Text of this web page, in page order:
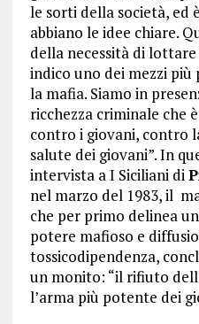
le sorti della società, ed
abbiano le idee chiare.
della necessità di
indico uno dei mezzi
la mafia. Siamo in
ricchezza criminale
contro i giovani, contro
salute dei giovani”. In
intervista a I Siciliani di
nel marzo del 1983, il
che per primo delinea
potere mafioso e
tossicodipendenza,
un monito: “il rifiuto
l’arma più potente dei